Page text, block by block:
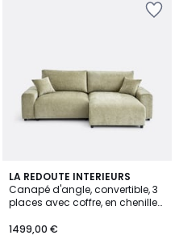
LA REDOUTE INTERIEURS
Canapé d'angle, convertible, 3
places avec coffre, en chenille
1499,00 €
5
/
5
3
Couleurs